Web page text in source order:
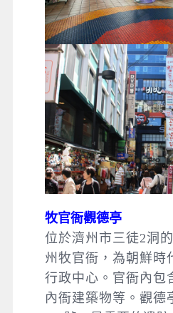
牧官衙觀德亭
位於濟州市三徒2洞
州牧官衙，為朝鮮時
行政中心。官衙內包
內衙建築物等。觀德